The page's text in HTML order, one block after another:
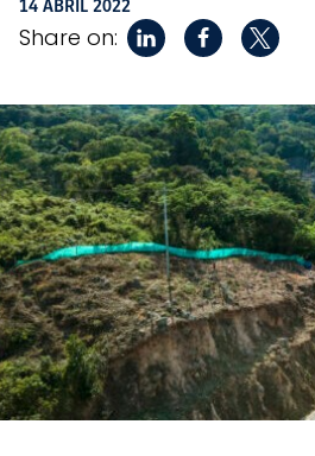
14 ABRIL 2022
Share on: